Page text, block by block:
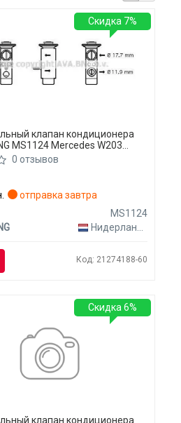
клапан кондиционера
MS1124 Mercedes W203
0 отзывов
отправка завтра
MS1124
Нидерланды
Код: 21274188-60
Скидка 7%
клапан кондиционера
Скидка 6%